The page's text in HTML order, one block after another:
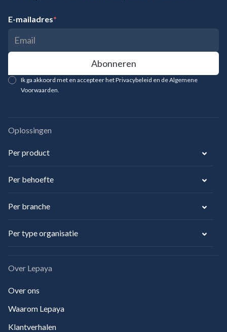
E-mailadres*
Ik ga akkoord met en accepteer het Privacybeleid en de Algemene
Voorwaarden.
Oplossingen
Per product
Per behoefte
Per branche
Per type organisatie
Over Lepaya
Over ons
Waarom Lepaya
Klantverhalen